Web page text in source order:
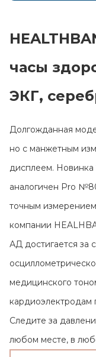
Как
часы
ЭКГ,
Долгожданная
но с манжетным
дисплеем. Новинка
аналогичен Pro
точным
компании
АД достигается за
медицинского
кардиоэлектродам
Следите за
любом месте, в